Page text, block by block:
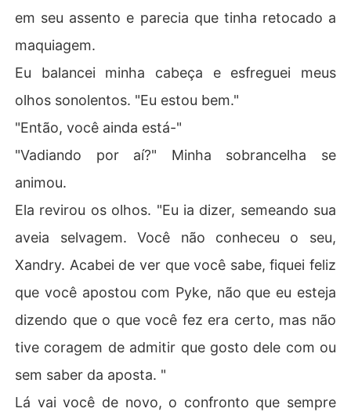
em seu assento e parecia que tinha retocado a
maquiagem.
Eu balancei minha cabeça e esfreguei meus
olhos sonolentos. "Eu estou bem."
"Então, você ainda está-"
"Vadiando por aí?" Minha sobrancelha se
animou.
Ela revirou os olhos. "Eu ia dizer, semeando sua
aveia selvagem. Você não conheceu o seu,
Xandry. Acabei de ver que você sabe, fiquei feliz
que você apostou com Pyke, não que eu esteja
dizendo que o que você fez era certo, mas não
tive coragem de admitir que gosto dele com ou
sem saber da aposta. "
Lá vai você de novo, o confronto que sempre